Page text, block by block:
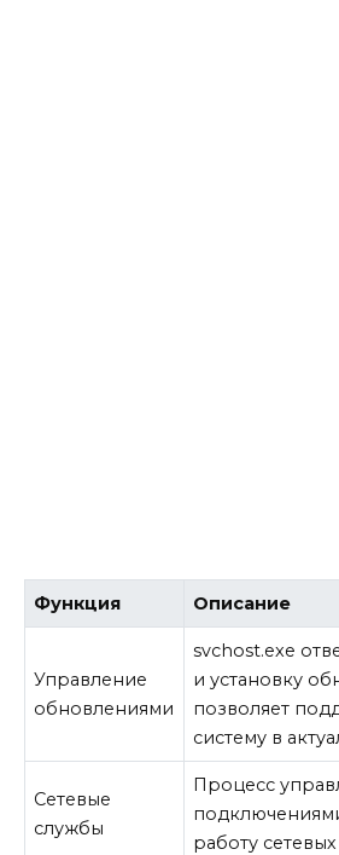
Функция Описание
Управление
обновлениями
svchost.exe
и установку
позволяет
систему в
Сетевые
службы
Процесс
работу